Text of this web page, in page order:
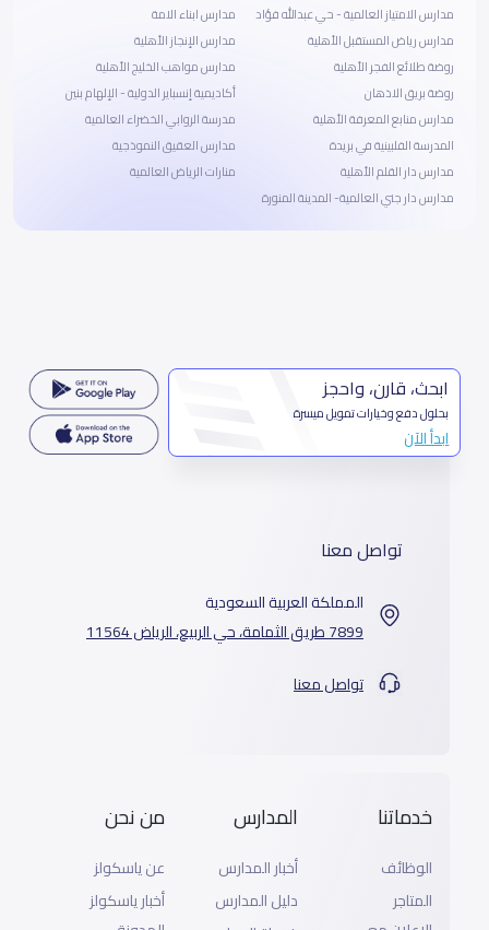
مدارس الامتياز العالمية - حي عبدالله فؤاد
مدارس رياض المستقبل الأهلية
روضة طلائع الفجر الأهلية
روضة بريق الاذهان
مدارس منابع المعرفة الأهلية
المدرسة الفلبينية في بريدة
مدارس دار القلم الأهلية
مدارس دار جني العالمية- المدينة المنورة
مدارس ابناء الامة
مدارس الإنجاز الأهلية
مدارس مواهب الخليج الأهلية
أكاديمية إنسباير الدولية - الإلهام بنين
مدرسة الروابي الخضراء العالمية
مدارس العقيق النموذجية
منارات الرياض العالمية
ابحث، قارن، واحجز
بحلول دفع وخيارات تمويل ميسرة
ابدأ الآن
تواصل معنا
المملكة العربية السعودية
7899 طريق الثمامة، حي الربيع، الرياض 11564
تواصل معنا
خدماتنا
الوظائف
المتاجر
المدارس
أخبار المدارس
دليل المدارس
من نحن
عن ياسكولز
أخبار ياسكولز